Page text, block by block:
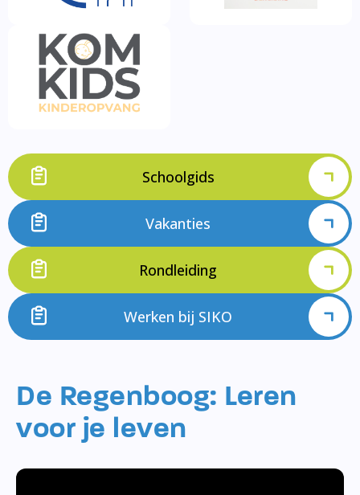
Schoolgids
Vakanties
Rondleiding
Werken bij SIKO
De Regenboog: Leren
voor je leven